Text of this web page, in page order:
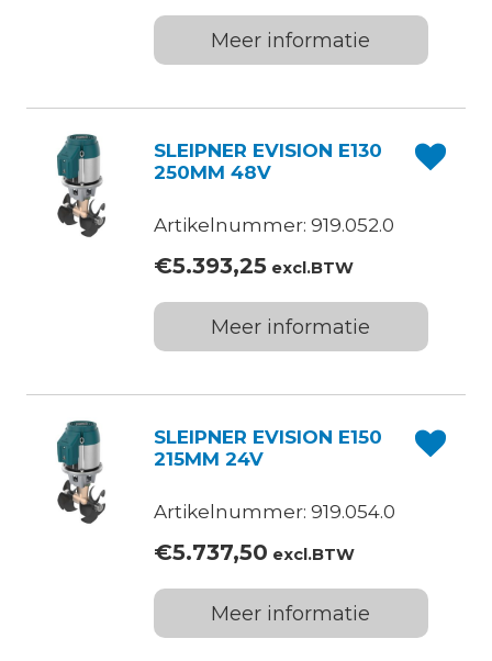
Meer informatie
SLEIPNER EVISION E130
250MM 48V
Artikelnummer: 919.052.0
€5.393,25excl.BTW
Meer informatie
SLEIPNER EVISION E150
215MM 24V
Artikelnummer: 919.054.0
€5.737,50 excl.BTW
Meer informatie